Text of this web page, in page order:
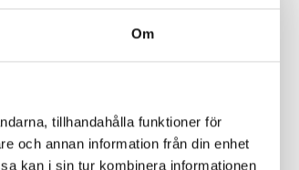
Om
tillhandahålla funktioner för
och annan information från din enhet
kan i sin tur kombinera informationen